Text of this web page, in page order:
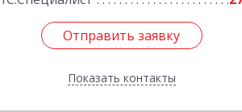
Отправить заявку
Показать контакты
Отправить заявку
Назад